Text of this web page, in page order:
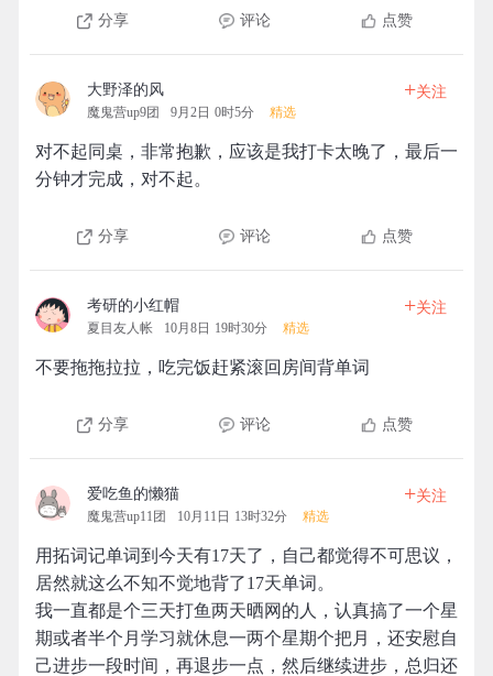
分享 评论 点赞
大野泽的风
魔鬼营up9团 9月2日 0时5分 精选
+关注
对不起同桌，非常抱歉，应该是我打卡太晚了，最后一
分钟才完成，对不起。
分享 评论 点赞
考研的小红帽
夏目友人帐 10月8日 19时30分 精选
+关注
不要拖拖拉拉，吃完饭赶紧滚回房间背单词
分享 评论 点赞
爱吃鱼的懒猫
魔鬼营up11团 10月11日 13时32分 精选
+关注
用拓词记单词到今天有17天了，自己都觉得不可思议，
居然就这么不知不觉地背了17天单词。
我一直都是个三天打鱼两天晒网的人，认真搞了一个星
期或者半个月学习就休息一两个星期个把月，还安慰自
己进步一段时间，再退步一点，然后继续进步，总归还